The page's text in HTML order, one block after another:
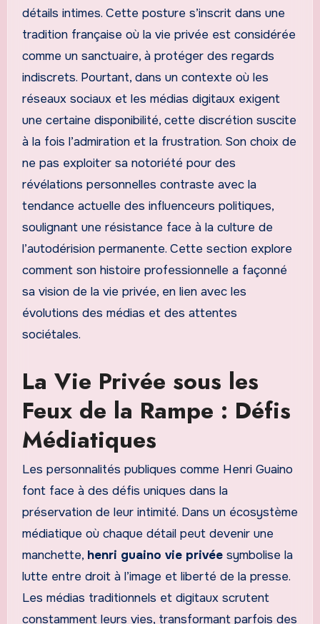
détails intimes. Cette posture s’inscrit dans une
tradition française où la vie privée est considérée
comme un sanctuaire, à protéger des regards
indiscrets. Pourtant, dans un contexte où les
réseaux sociaux et les médias digitaux exigent
une certaine disponibilité, cette discrétion suscite
à la fois l’admiration et la frustration. Son choix de
ne pas exploiter sa notoriété pour des
révélations personnelles contraste avec la
tendance actuelle des influenceurs politiques,
soulignant une résistance face à la culture de
l’autodérision permanente. Cette section explore
comment son histoire professionnelle a façonné
sa vision de la vie privée, en lien avec les
évolutions des médias et des attentes
sociétales.
La Vie Privée sous les
Feux de la Rampe : Défis
Médiatiques
Les personnalités publiques comme Henri Guaino
font face à des défis uniques dans la
préservation de leur intimité. Dans un écosystème
médiatique où chaque détail peut devenir une
manchette, henri guaino vie privéesymbolise la
lutte entre droit à l’image et liberté de la presse.
Les médias traditionnels et digitaux scrutent
constamment leurs vies, transformant parfois des